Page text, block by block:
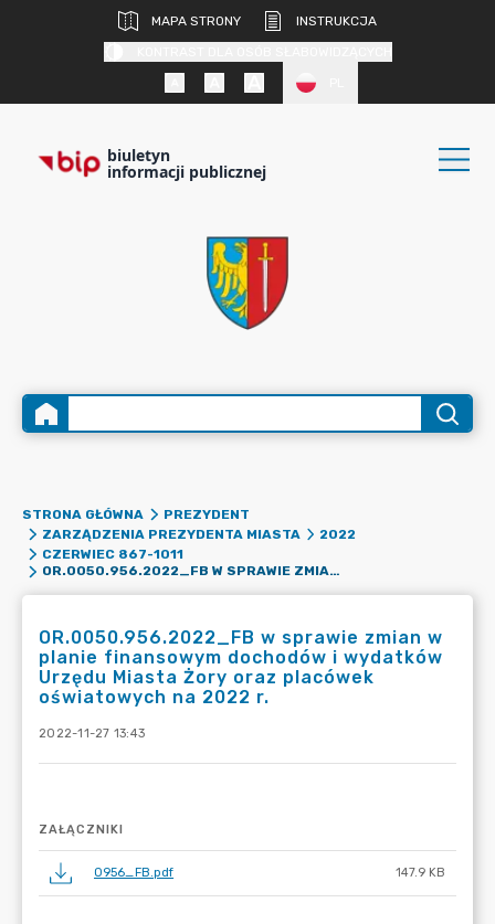
MAPA STRONY
INSTRUKCJA
biuletyn
informacji publicznej
STRONA GŁÓWNA
PREZYDENT
ZARZĄDZENIA PREZYDENTA MIASTA
2022
CZERWIEC 867-1011
OR.0050.956.2022_FB W SPRAWIE ZMIAN W PLANIE FINANSOWYM DOCHODÓW I WYDATKÓW URZĘDU MIASTA ŻORY ORAZ PLACÓWEK OŚWIATOWYCH NA 2022 R.
OR.0050.956.2022_FB w sprawie zmian w
planie finansowym dochodów i wydatków
Urzędu Miasta Żory oraz placówek
oświatowych na 2022 r.
2022-11-27 13:43
ZAŁĄCZNIKI
0956_FB.pdf 147.9 KB